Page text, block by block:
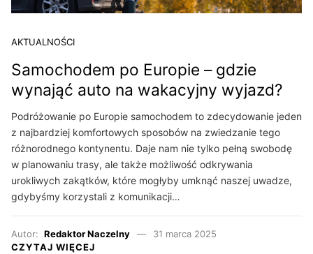
AKTUALNOŚCI
Samochodem po Europie – gdzie
wynająć auto na wakacyjny wyjazd?
Podróżowanie po Europie samochodem to zdecydowanie jeden
z najbardziej komfortowych sposobów na zwiedzanie tego
różnorodnego kontynentu. Daje nam nie tylko pełną swobodę
w planowaniu trasy, ale także możliwość odkrywania
urokliwych zakątków, które mogłyby umknąć naszej uwadze,
gdybyśmy korzystali z komunikacji…
Autor: Redaktor Naczelny
31 marca 2025
CZYTAJ WIĘCEJ